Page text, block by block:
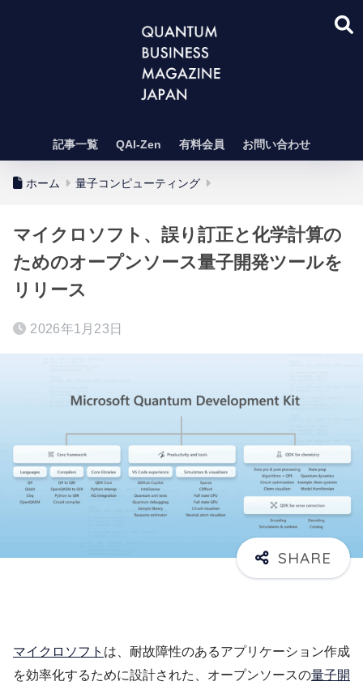
記事一覧 QAI-Zen 有料会員 お問い合わせ
ホーム 量子コンピューティング
マイクロソフト、誤り訂正と化学計算の
ためのオープンソース量子開発ツールを
リリース
2026年1月23日
マイクロソフト は、耐故障性のあるアプリケーション作成
を効率化するために設計された、オープンソースの量子開